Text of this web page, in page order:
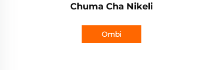
Chuma Cha Nikeli
Ombi